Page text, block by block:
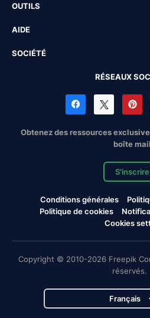
OUTILS
AIDE
SOCIÉTÉ
RÉSEAUX
Obtenez des ressources
boîte mail
S'inscrire
Conditions générales
Politique de cookies
Cookies
Copyright © 2010-2026 Freepik
réservés.
Français